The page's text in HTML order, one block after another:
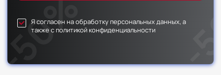
Я согласен на обработку персональных данных, а
также с политикой конфиденциальности